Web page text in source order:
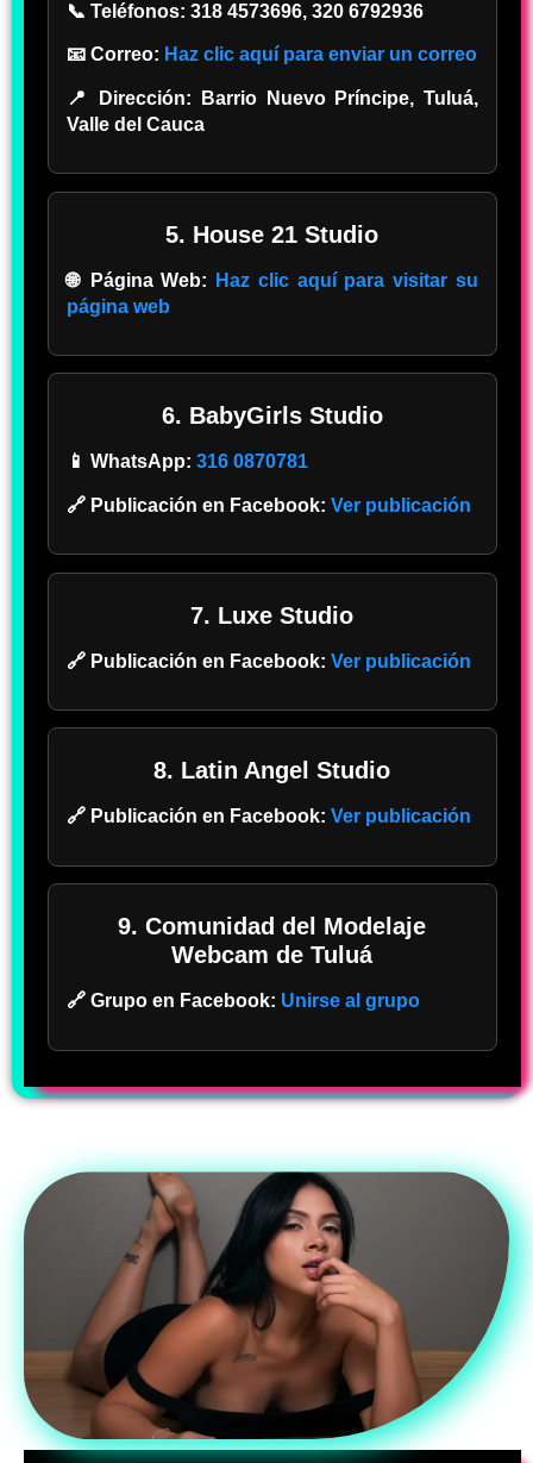
📞 Teléfonos: 318 4573696, 320 6792936
📧 Correo: Haz clic aquí para enviar un correo
📍 Dirección: Barrio Nuevo Príncipe, Tuluá,
Valle del Cauca
5. House 21 Studio
🌐 Página Web:
Haz clic aquí para visitar su
página web
6. BabyGirls Studio
📱 WhatsApp: 316 0870781
🔗 Publicación en Facebook: Ver publicación
7. Luxe Studio
🔗 Publicación en Facebook: Ver publicación
8. Latin Angel Studio
🔗 Publicación en Facebook: Ver publicación
9. Comunidad del Modelaje
Webcam de Tuluá
🔗 Grupo en Facebook: Unirse al grupo